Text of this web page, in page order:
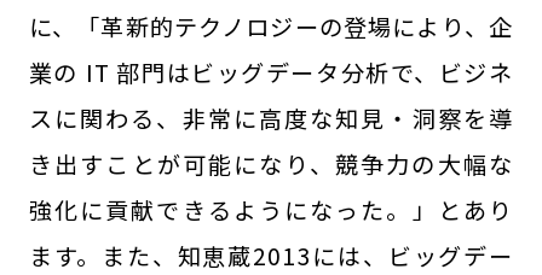
に、「革新的テクノロジーの登場により、企
業の IT 部門はビッグデータ分析で、ビジネ
スに関わる、非常に高度な知見・洞察を導
き出すことが可能になり、競争力の大幅な
強化に貢献できるようになった。」とあり
ます。また、知恵蔵2013には、ビッグデー